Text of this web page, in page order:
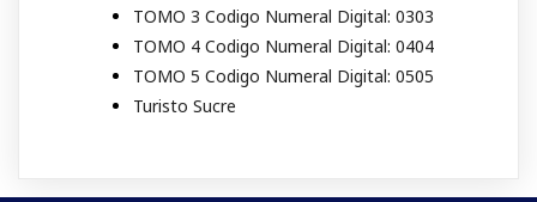
TOMO 3 Codigo Numeral Digital: 0303
TOMO 4 Codigo Numeral Digital: 0404
TOMO 5 Codigo Numeral Digital: 0505
Turisto Sucre